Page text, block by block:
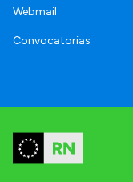
Webmail
Convocatorias